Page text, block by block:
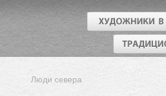
Люди севера